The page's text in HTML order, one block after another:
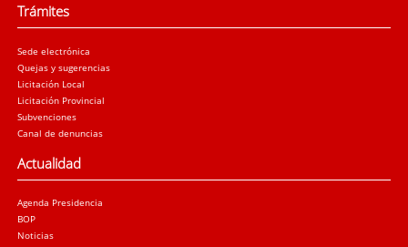
Trámites
Sede electrónica
Quejas y sugerencias
Licitación Local
Licitación Provincial
Subvenciones
Canal de denuncias
Actualidad
Agenda Presidencia
BOP
Noticias